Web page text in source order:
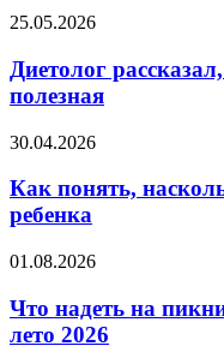
в
бикини
Диетолог
какая
окрошка
самая
25.05.2026
Диетолог
полезная
Как
насколько
полезен
психолог
ребенка
30.04.2026
Как понять,
ребенка
Что
на
пикник:
идеальные
01.08.2026
Что надеть на
лето 2026